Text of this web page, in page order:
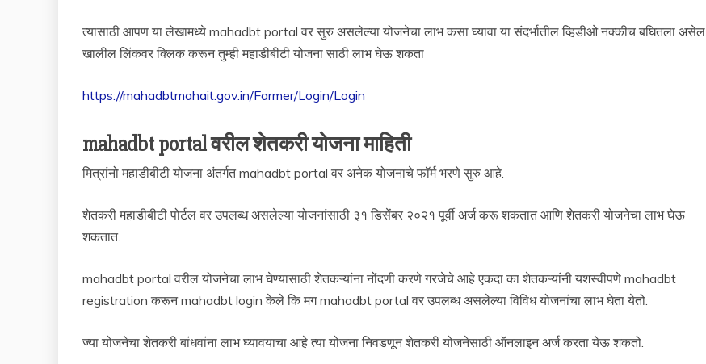
त्यासाठी आपण या लेखामध्ये mahadbt portal वर सुरु असलेल्या योजनेचा लाभ कसा घ्यावा या संदर्भातील व्हिडीओ नक्कीच बघितला असेल.
खालील लिंकवर क्लिक करून तुम्ही महाडीबीटी योजना साठी लाभ घेऊ शकता
https://mahadbtmahait.gov.in/Farmer/Login/Login
mahadbt portal वरील शेतकरी योजना माहिती
मित्रांनो महाडीबीटी योजना अंतर्गत mahadbt portal वर अनेक योजनाचे फॉर्म भरणे सुरु आहे.
शेतकरी महाडीबीटी पोर्टल वर उपलब्ध असलेल्या योजनांसाठी ३१ डिसेंबर २०२१ पूर्वी अर्ज करू शकतात आणि शेतकरी योजनेचा लाभ घेऊ
शकतात.
mahadbt portal वरील योजनेचा लाभ घेण्यासाठी शेतकऱ्यांना नोंदणी करणे गरजेचे आहे एकदा का शेतकऱ्यांनी यशस्वीपणे mahadbt
registration करून mahadbt login केले कि मग mahadbt portal वर उपलब्ध असलेल्या विविध योजनांचा लाभ घेता येतो.
ज्या योजनेचा शेतकरी बांधवांना लाभ घ्यावयाचा आहे त्या योजना निवडणून शेतकरी योजनेसाठी ऑनलाइन अर्ज करता येऊ शकतो.